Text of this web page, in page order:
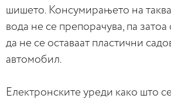
шишето. Консумирањето на
вода не се препорачува, па
да не се оставаат пластични
автомобил.
Електронските уреди како што